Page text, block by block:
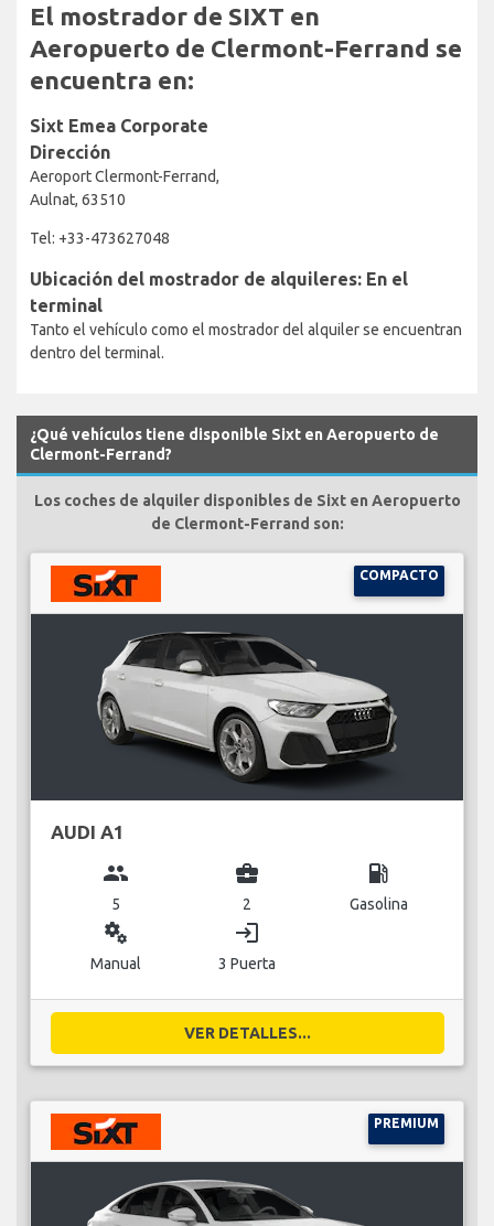
El mostrador de SIXT en
Aeropuerto de Clermont-Ferrand se
encuentra en:
Sixt Emea Corporate
Dirección
Aeroport Clermont-Ferrand,
Aulnat, 63510
Tel: +33-473627048
Ubicación del mostrador de alquileres: En el
terminal
Tanto el vehículo como el mostrador del alquiler se encuentran
dentro del terminal.
¿Qué vehículos tiene disponible Sixt en Aeropuerto de
Clermont-Ferrand?
Los coches de alquiler disponibles de Sixt en Aeropuerto
de Clermont-Ferrand son:
COMPACTO
AUDI A1
group
5
business_center
2
local_gas_station
Gasolina
miscellaneous_services
Manual
login
3 Puerta
VER DETALLES...
PREMIUM